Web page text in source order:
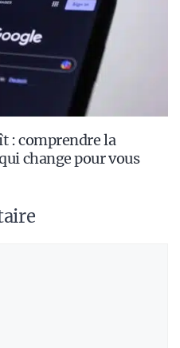
: comprendre la
change pour vous